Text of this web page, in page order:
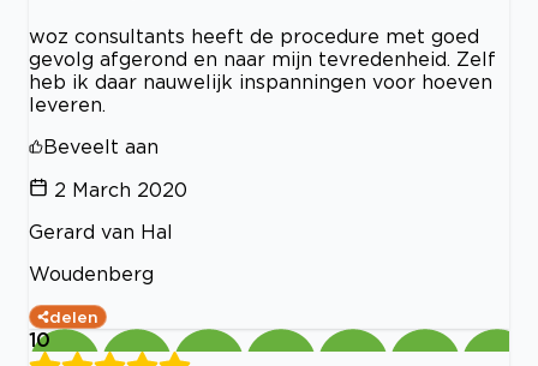
woz consultants heeft de procedure met goed
gevolg afgerond en naar mijn tevredenheid. Zelf
heb ik daar nauwelijk inspanningen voor hoeven
leveren.
Beveelt aan
2 March 2020
Gerard van Hal
Woudenberg
delen
10